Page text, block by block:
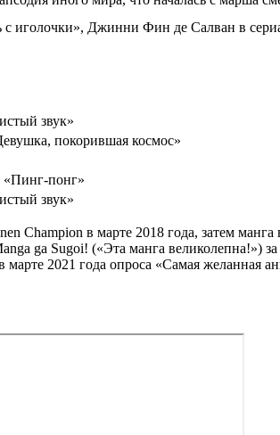
Джинни Фин де Салван в
звук»
покорившая космос»
«Пинг-понг»
звук»
Champion в марте 2018 года, затем
ga Sugoi! («Эта манга великолепна!»)
2021 года опроса «Самая желанная